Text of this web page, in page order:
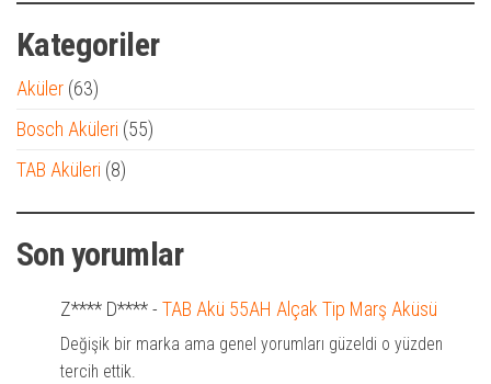
Kategoriler
Aküler (63)
Bosch Aküleri (55)
TAB Aküleri (8)
Son yorumlar
Z**** D****- TAB Akü 55AH Alçak Tip Marş Aküsü
Değişik bir marka ama genel yorumları güzeldi o yüzden
tercih ettik.